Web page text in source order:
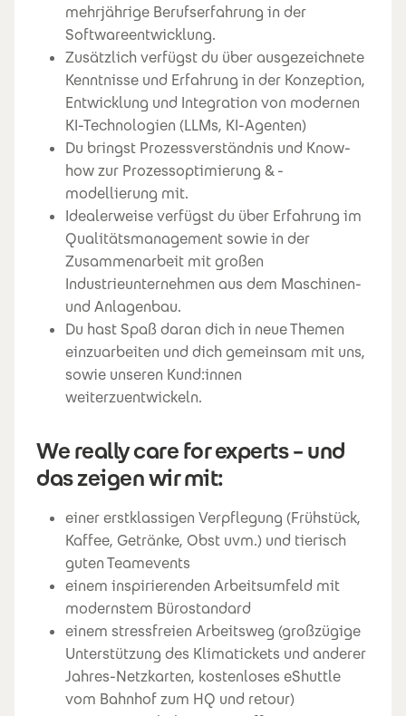
mehrjährige Berufserfahrung in der
Softwareentwicklung.
Zusätzlich verfügst du über ausgezeichnete
Kenntnisse und Erfahrung in der Konzeption,
Entwicklung und Integration von modernen
KI-Technologien (LLMs, KI-Agenten)
Du bringst Prozessverständnis und Know-
how zur Prozessoptimierung & -
modellierung mit.
Idealerweise verfügst du über Erfahrung im
Qualitätsmanagement sowie in der
Zusammenarbeit mit großen
Industrieunternehmen aus dem Maschinen-
und Anlagenbau.
Du hast Spaß daran dich in neue Themen
einzuarbeiten und dich gemeinsam mit uns,
sowie unseren Kund:innen
weiterzuentwickeln.
We really care for experts – und
das zeigen wir mit:
einer erstklassigen Verpflegung (Frühstück,
Kaffee, Getränke, Obst uvm.) und tierisch
guten Teamevents
einem inspirierenden Arbeitsumfeld mit
modernstem Bürostandard
einem stressfreien Arbeitsweg (großzügige
Unterstützung des Klimatickets und anderer
Jahres-Netzkarten, kostenloses eShuttle
vom Bahnhof zum HQ und retour)